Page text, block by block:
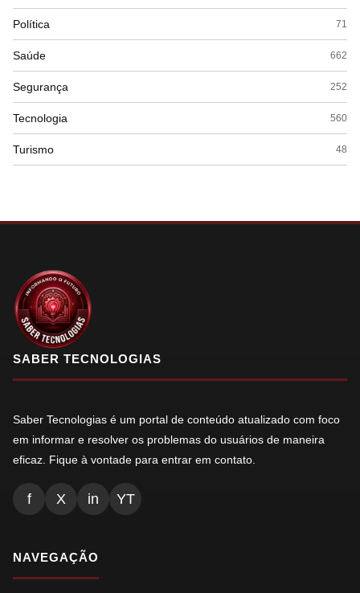
Política 71
Saúde 662
Segurança 252
Tecnologia 560
Turismo 48
SABER TECNOLOGIAS
Saber Tecnologias é um portal de conteúdo atualizado com foco
em informar e resolver os problemas do usuários de maneira
eficaz. Fique à vontade para entrar em contato.
f X in YT
NAVEGAÇÃO